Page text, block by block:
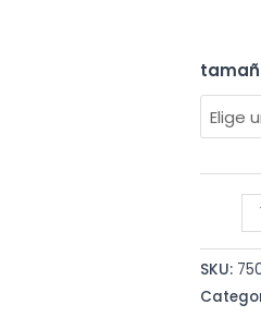
POLVO
ARIEL
SKU: